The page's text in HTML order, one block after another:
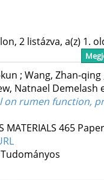
2 listázva, a(z) 1.
; Wang, Zhan-qing
Natnael Demelash
on rumen function,
MATERIALS 465